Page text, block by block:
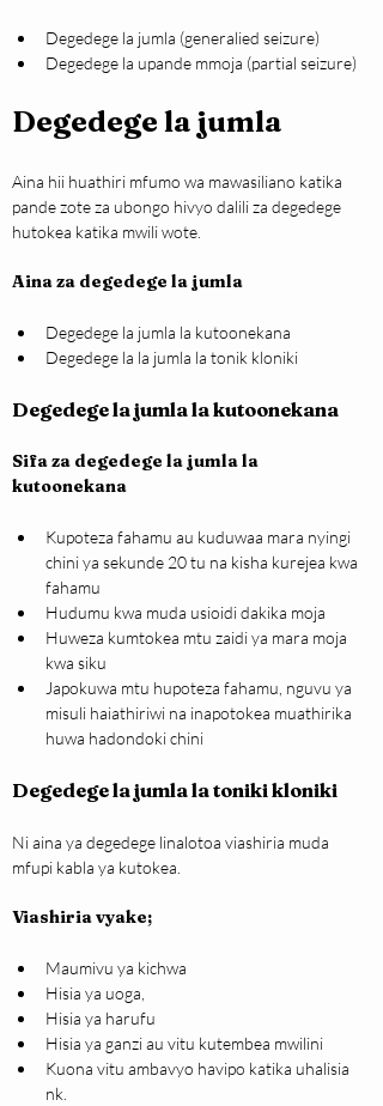
Degedege la jumla (generalied seizure)
Degedege la upande mmoja (partial seizure)
Degedege la jumla
Aina hii huathiri mfumo wa mawasiliano katika
pande zote za ubongo hivyo dalili za degedege
hutokea katika mwili wote.
Aina za degedege la jumla
Degedege la jumla la kutoonekana
Degedege la la jumla la tonik kloniki
Degedege la jumla la kutoonekana
Sifa za degedege la jumla la
kutoonekana
Kupoteza fahamu au kuduwaa mara nyingi
chini ya sekunde 20 tu na kisha kurejea kwa
fahamu
Hudumu kwa muda usioidi dakika moja
Huweza kumtokea mtu zaidi ya mara moja
kwa siku
Japokuwa mtu hupoteza fahamu, nguvu ya
misuli haiathiriwi na inapotokea muathirika
huwa hadondoki chini
Degedege la jumla la toniki kloniki
Ni aina ya degedege linalotoa viashiria muda
mfupi kabla ya kutokea.
Viashiria vyake;
Maumivu ya kichwa
Hisia ya uoga,
Hisia ya harufu
Hisia ya ganzi au vitu kutembea mwilini
Kuona vitu ambavyo havipo katika uhalisia
nk.